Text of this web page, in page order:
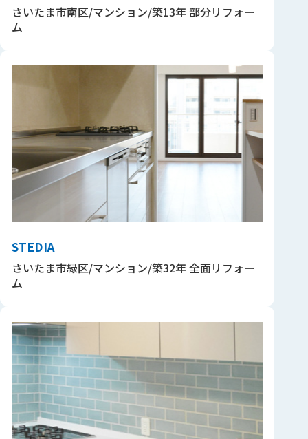
さいたま市南区/マンション/築13年 部分リフォー
ム
STEDIA
さいたま市緑区/マンション/築32年 全面リフォー
ム